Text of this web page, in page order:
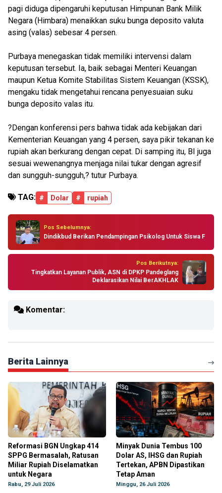
pagi diduga dipengaruhi keputusan Himpunan Bank Milik
Negara (Himbara) menaikkan suku bunga deposito valuta
asing (valas) sebesar 4 persen.
Purbaya menegaskan tidak memiliki intervensi dalam
keputusan tersebut. Ia, baik sebagai Menteri Keuangan
maupun Ketua Komite Stabilitas Sistem Keuangan (KSSK),
mengaku tidak mengetahui rencana penyesuaian suku
bunga deposito valas itu.
?Dengan konferensi pers bahwa tidak ada kebijakan dari
Kementerian Keuangan yang 4 persen, saya pikir tekanan ke
rupiah akan berkurang dengan cepat. Di samping itu, BI juga
sesuai wewenangnya menjaga nilai tukar dengan agresif
dan sungguh-sungguh,? tutur Purbaya.
TAG: # Dolar # rupiah
Pos Sebelumnya:
Dindikbud Berikan Pendampingan Psikolog Untuk Siswa F
Pos Berikutnya:
Tingkatkan Layanan Publik, ASN di DPKP Pandeglang
Deklarasikan Nilai BerAKHLAK
Komentar:
Berita Lainnya
Reformasi BGN Ungkap 414
SPPG Bermasalah, Ratusan
Miliar Rupiah Diselamatkan
untuk Negara
Rabu, 29 Juli 2026
Minyak Dunia Tembus 100
Dolar AS, IHSG dan Rupiah
Tertekan, APBN Dipastikan
Tetap Aman
Minggu, 26 Juli 2026